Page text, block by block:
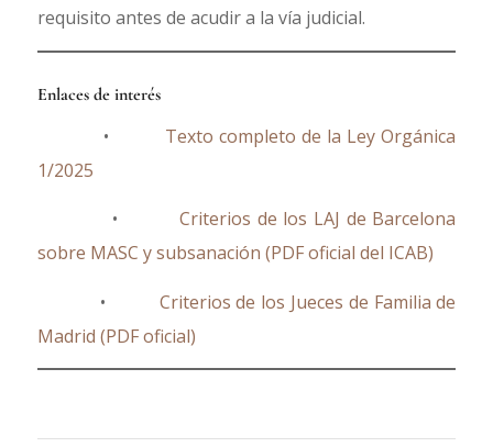
requisito antes de acudir a la vía judicial.
Enlaces de interés
• Texto completo de la Ley Orgánica
1/2025
•Criterios de los LAJ de Barcelona
sobre MASC y subsanación (PDF oficial del ICAB)
• Criterios de los Jueces de Familia de
Madrid (PDF oficial)